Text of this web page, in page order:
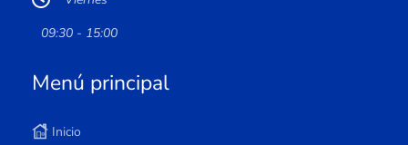
09:30 - 15:00
Menú principal
Inicio